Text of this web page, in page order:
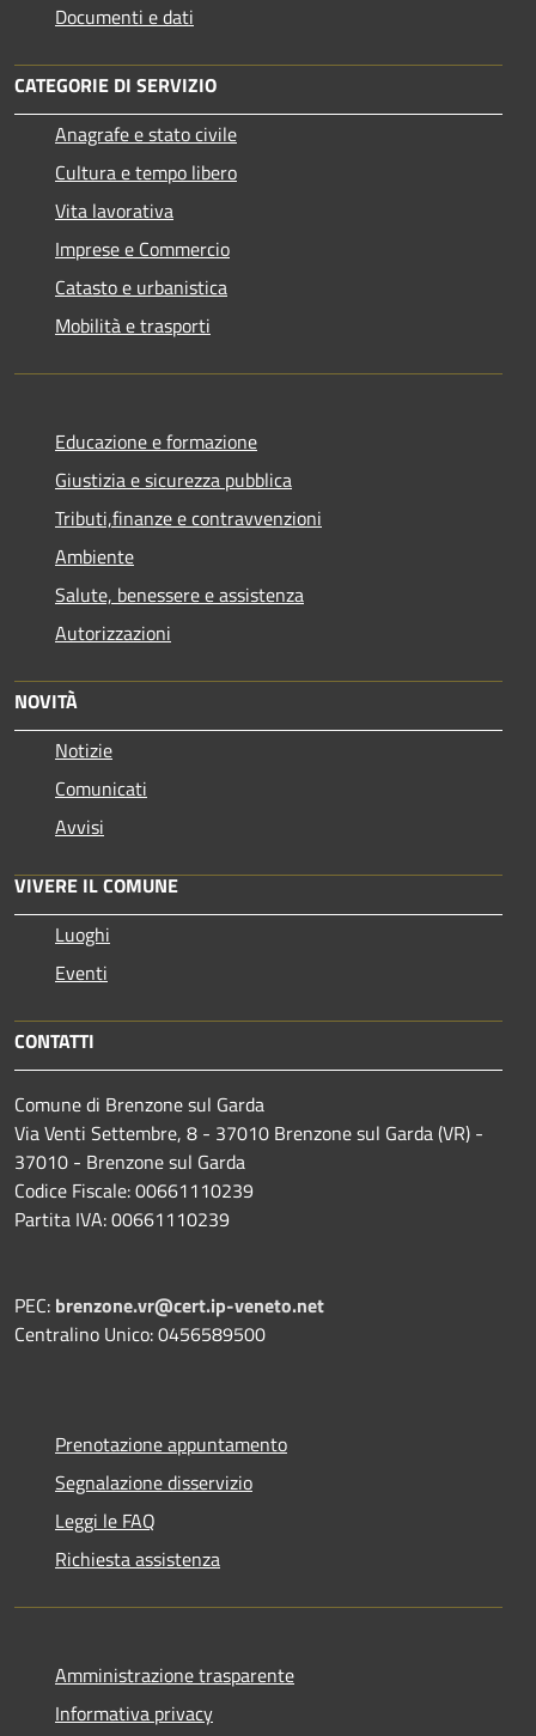
Documenti e dati
CATEGORIE DI SERVIZIO
Anagrafe e stato civile
Cultura e tempo libero
Vita lavorativa
Imprese e Commercio
Catasto e urbanistica
Mobilità e trasporti
Educazione e formazione
Giustizia e sicurezza pubblica
Tributi,finanze e contravvenzioni
Ambiente
Salute, benessere e assistenza
Autorizzazioni
NOVITÀ
Notizie
Comunicati
Avvisi
VIVERE IL COMUNE
Luoghi
Eventi
CONTATTI
Comune di Brenzone sul Garda
Via Venti Settembre, 8 - 37010 Brenzone sul Garda (VR) -
37010 - Brenzone sul Garda
Codice Fiscale: 00661110239
Partita IVA: 00661110239
PEC: brenzone.vr@cert.ip-veneto.net
Centralino Unico: 0456589500
Prenotazione appuntamento
Segnalazione disservizio
Leggi le FAQ
Richiesta assistenza
Amministrazione trasparente
Informativa privacy